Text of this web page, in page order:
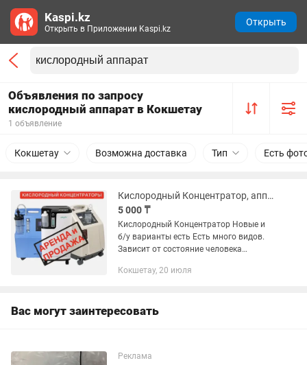
Объявления по запросу
кислородный аппарат в Кокшетау
1 объявление
Кокшетау Возможна доставка Тип Есть
Кислородный Концентратор, аппарат для дыхания, дыхательный аппарат, ивл
5 000 ₸
Кислородный Концентратор Новые и
б/у варианты есть Есть много видов.
Зависит от состояние человека
Продажа В комплекте все
Кокшетау, 20 июля
Вас могут заинтересовать
Реклама
Kaspi.kz
Открыть в Приложении Kaspi.kz
Открыть